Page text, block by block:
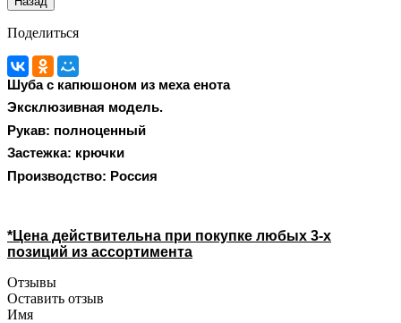
Поделиться
Шуба с капюшоном из меха енота
Эксклюзивная модель.
Рукав: полноценный
Застежка: крючки
Производство: Россия
*Цена действительна при покупке любых 3-х
позиций из ассортимента
Отзывы
Оставить отзыв
Имя